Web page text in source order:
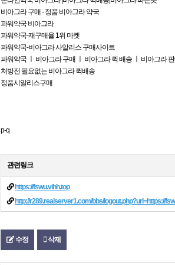
비아그라 구매 - 정품 비아그라 약국
파워약국 비아그라
파워약국-재구매율 1위 마켓
파워약국-비아그라 사알리스 구매사이트
파워약국 ㅣ 비아그라 구매 ㅣ 비아그라 퀵 배송 ㅣ 비아그라
처방전 필요없는 비아그라 퀵배송
정품시알리스구매
p-q
관련링크
https://fswu.vihh.top
http://r289.realserver1.com/bbs/logout.php?url=https://
수정 삭제